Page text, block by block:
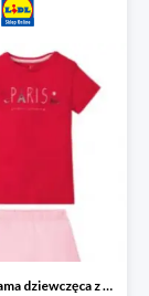
LUPILU® Piżama dziewczęca z bawełny -41%